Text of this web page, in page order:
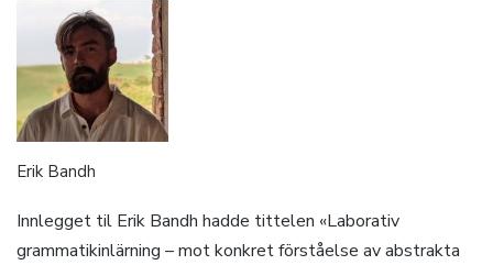
Erik Bandh
Innlegget til Erik Bandh hadde tittelen «Laborativ
grammatikinlärning – mot konkret förståelse av abstrakta